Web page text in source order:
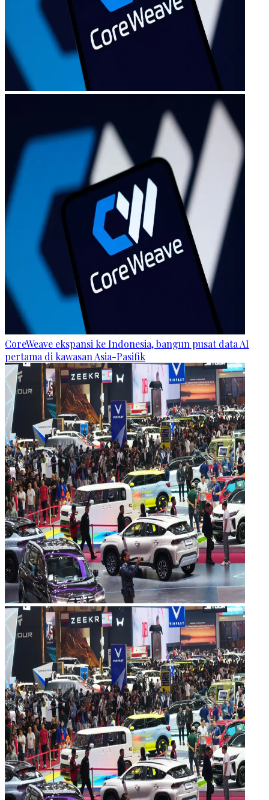
CoreWeave ekspansi ke Indonesia, bangun pusat data AI
pertama di kawasan Asia-Pasifik